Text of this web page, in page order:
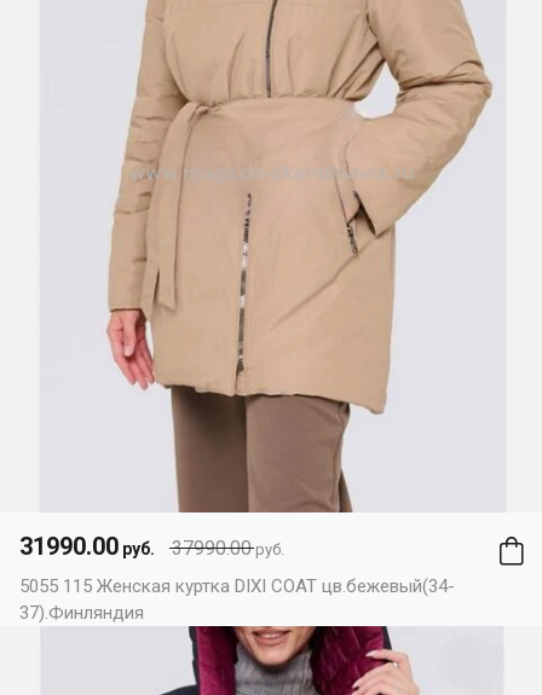
37990.00руб.
31990.00 руб.
5055 115 Женская куртка DIXI COAT цв.бежевый(34-
37).Финляндия